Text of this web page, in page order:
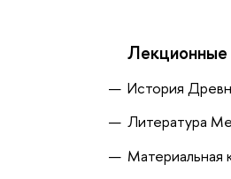
Лекционные
История
Литература
Материальная